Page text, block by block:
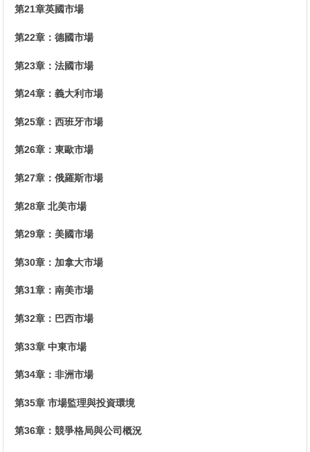
第21章英國市場
第22章：德國市場
第23章：法國市場
第24章：義大利市場
第25章：西班牙市場
第26章：東歐市場
第27章：俄羅斯市場
第28章 北美市場
第29章：美國市場
第30章：加拿大市場
第31章：南美市場
第32章：巴西市場
第33章 中東市場
第34章：非洲市場
第35章 市場監理與投資環境
第36章：競爭格局與公司概況